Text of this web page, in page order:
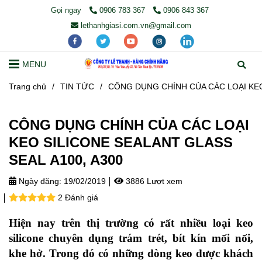
Gọi ngay 0906 783 367
0906 843 367
lethanhgiasi.com.vn@gmail.com
MENU
Trang chủ / TIN TỨC / CÔNG DỤNG CHÍNH CỦA CÁC LOẠI
CÔNG DỤNG CHÍNH CỦA CÁC LOẠI
KEO SILICONE SEALANT GLASS
SEAL A100, A300
Ngày đăng: 19/02/2019
3886 Lượt xem
2 Đánh giá
Hiện nay trên thị trường có rất nhiều loại keo
silicone chuyên dụng trám trét, bít kín mối nối,
khe hở. Trong đó có những dòng keo được khách